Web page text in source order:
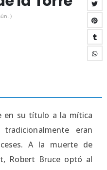
)
en su título a la mítica
eran
A la muerte de
Robert Bruce optó al